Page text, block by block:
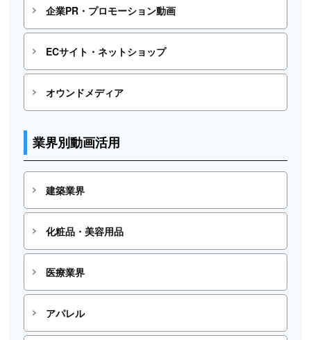
企業PR・プロモーション動画
ECサイト・ネットショップ
オウンドメディア
業界別動画活用
建築業界
化粧品・美容用品
医療業界
アパレル